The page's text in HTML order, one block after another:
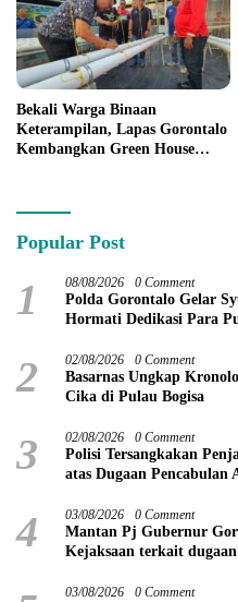
Bekali Warga Binaan
Keterampilan, Lapas Gorontalo
Kembangkan Green House
Popular Post
1 08/08/2026 0 Comment
Polda Gorontalo Gelar
Hormati Dedikasi Para
2 02/08/2026 0 Comment
Basarnas Ungkap
Cika di Pulau Bogisa
3 02/08/2026 0 Comment
Polisi Tersangkakan
atas Dugaan Pencabulan
4 03/08/2026 0 Comment
Mantan Pj Gubernur
Kejaksaan terkait
03/08/2026 0 Comment